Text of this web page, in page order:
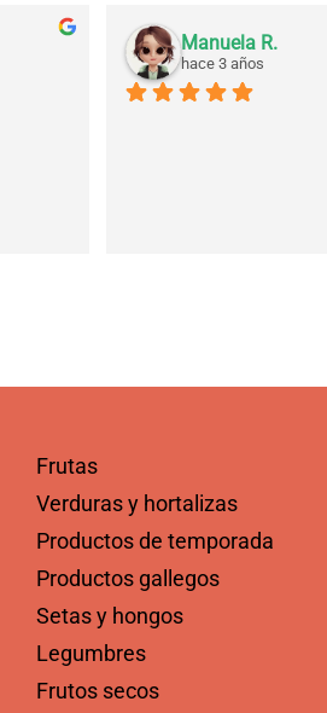
Manuela R.
hace 3 años
Frutas
Verduras y hortalizas
Productos de temporada
Productos gallegos
Setas y hongos
Legumbres
Frutos secos